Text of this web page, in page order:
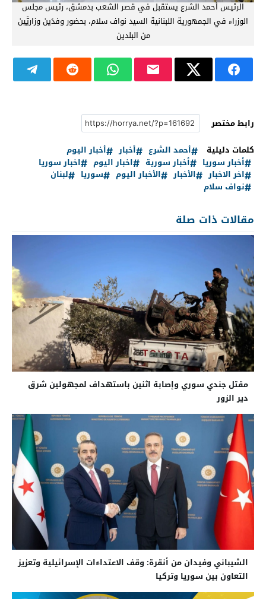
الرئيس أحمد الشرع يستقبل في قصر الشعب بدمشق، رئيس مجلس
الوزراء في الجمهورية اللبنانية السيد نواف سلام، بحضور وفدَين وزاريَّين
من البلدين
رابط مختصر
كلمات دليلية
أحمد الشرع أخبار
أخبار اليوم
أخبار سوريا
أخبار سورية اخبار اليوم
اخبار سوريا
اخر الاخبار
الأخبار الأخبار اليوم سوريا
لبنان
نواف سلام
مقالات ذات صلة
مقتل جندي سوري وإصابة اثنين باستهداف لمجهولين شرق
دير الزور
الشيباني وفيدان من أنقرة: وقف الاعتداءات الإسرائيلية وتعزيز
التعاون بين سوريا وتركيا